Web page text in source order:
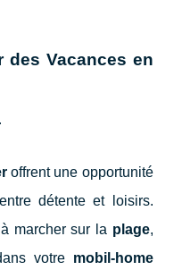
des Vacances en
offrent une opportunité
détente et loisirs.
marcher sur la plage,
votre mobil-home